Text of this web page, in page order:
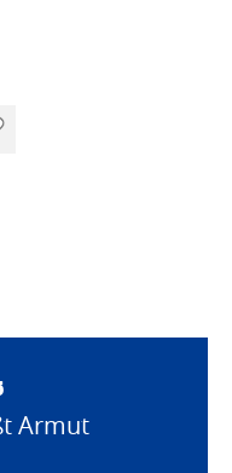
Armut